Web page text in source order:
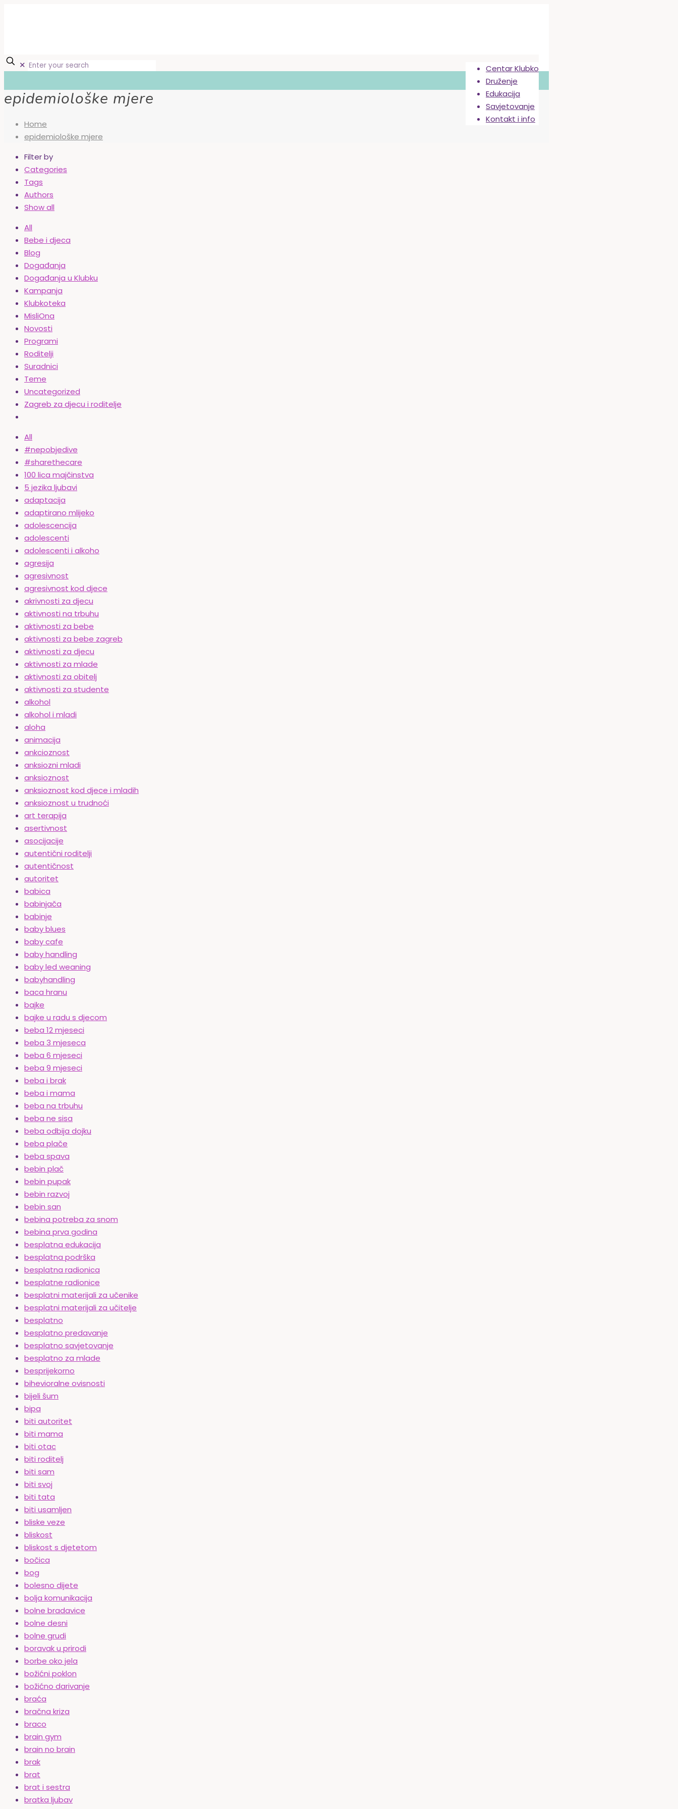
Centar Klubko
Druženje
Edukacija
Savjetovanje
Kontakt i info
✕
epidemiološke mjere
Home
epidemiološke mjere
Filter by
Categories
Tags
Authors
Show all
All
Bebe i djeca
Blog
Događanja
Događanja u Klubku
Kampanja
Klubkoteka
MisliOna
Novosti
Programi
Roditelji
Suradnici
Teme
Uncategorized
Zagreb za djecu i roditelje
All
#nepobjedive
#sharethecare
100 lica majčinstva
5 jezika ljubavi
adaptacija
adaptirano mlijeko
adolescencija
adolescenti
adolescenti i alkoho
agresija
agresivnost
agresivnost kod djece
akrivnosti za djecu
aktivnosti na trbuhu
aktivnosti za bebe
aktivnosti za bebe zagreb
aktivnosti za djecu
aktivnosti za mlade
aktivnosti za obitelj
aktivnosti za studente
alkohol
alkohol i mladi
aloha
animacija
ankcioznost
anksiozni mladi
anksioznost
anksioznost kod djece i mladih
anksioznost u trudnoći
art terapija
asertivnost
asocijacije
autentični roditelji
autentičnost
autoritet
babica
babinjača
babinje
baby blues
baby cafe
baby handling
baby led weaning
babyhandling
baca hranu
bajke
bajke u radu s djecom
beba 12 mjeseci
beba 3 mjeseca
beba 6 mjeseci
beba 9 mjeseci
beba i brak
beba i mama
beba na trbuhu
beba ne sisa
beba odbija dojku
beba plače
beba spava
bebin plač
bebin pupak
bebin razvoj
bebin san
bebina potreba za snom
bebina prva godina
besplatna edukacija
besplatna podrška
besplatna radionica
besplatne radionice
besplatni materijali za učenike
besplatni materijali za učitelje
besplatno
besplatno predavanje
besplatno savjetovanje
besplatno za mlade
besprijekorno
bihevioralne ovisnosti
bijeli šum
bipa
biti autoritet
biti mama
biti otac
biti roditelj
biti sam
biti svoj
biti tata
biti usamljen
bliske veze
bliskost
bliskost s djetetom
bočica
bog
bolesno dijete
bolja komunikacija
bolne bradavice
bolne desni
bolne grudi
boravak u prirodi
borbe oko jela
božićni poklon
božićno darivanje
braća
bračna kriza
braco
brain gym
brain no brain
brak
brat
brat i sestra
bratka ljubav